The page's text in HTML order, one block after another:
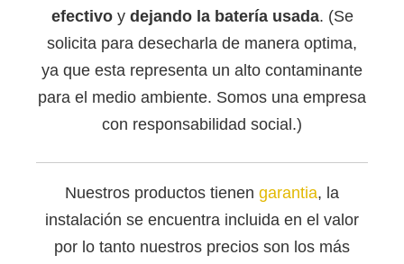
efectivoy dejando la batería usada. (Se
solicita para desecharla de manera optima,
ya que esta representa un alto contaminante
para el medio ambiente. Somos una empresa
con responsabilidad social.)
Nuestros productos tienen garantia, la
instalación se encuentra incluida en el valor
por lo tanto nuestros precios son los más